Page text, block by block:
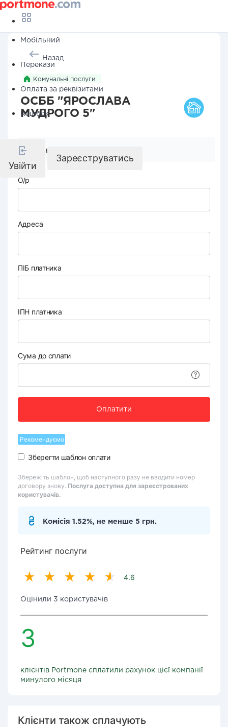
Мобільний
Перекази
Оплата за реквізитами
Кешбек
Увійти
Зареєструватись
Назад
Комунальні послуги
ОСББ "ЯРОСЛАВА
МУДРОГО 5"
Реквізити компанії
О/р
Адреса
ПІБ платника
ІПН платника
Сума до сплати
Оплатити
Рекомендуємо
Зберегти шаблон оплати
Збережіть шаблон, щоб наступного разу не вводити номер
договору знову. Послуга доступна для зареєстрованих
користувачів.
Комісія 1.52%, не менше 5 грн.
Рейтинг послуги
4.6
Оцінили 3 користувачів
3
клієнтів Portmone сплатили рахунок цієї компанії
минулого місяця
Клієнти також сплачують